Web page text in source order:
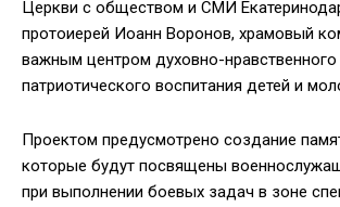
Церкви с обществом и СМИ
протоиерей Иоанн Воронов, храмовый
важным центром духовно-нравственного
патриотического воспитания детей и
Проектом предусмотрено создание
которые будут посвящены
при выполнении боевых задач в зоне